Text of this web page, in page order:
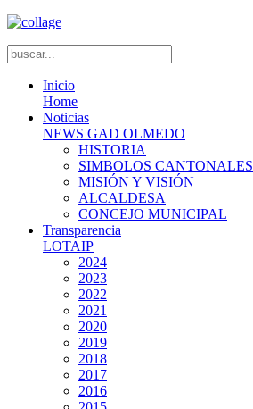
Inicio
Home
Noticias
NEWS GAD OLMEDO
HISTORIA
SIMBOLOS CANTONALES
MISIÓN Y VISIÓN
ALCALDESA
CONCEJO MUNICIPAL
Transparencia
LOTAIP
2024
2023
2022
2021
2020
2019
2018
2017
2016